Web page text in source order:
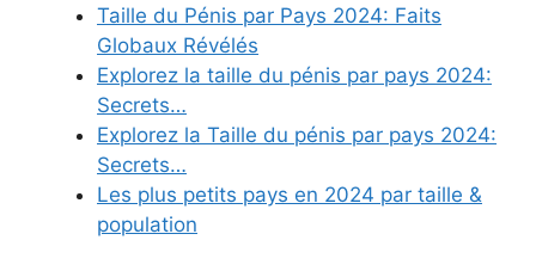
Taille du Pénis par Pays 2024: Faits
Globaux Révélés
Explorez la taille du pénis par pays 2024:
Secrets…
Explorez la Taille du pénis par pays 2024:
Secrets…
Les plus petits pays en 2024 par taille &
population